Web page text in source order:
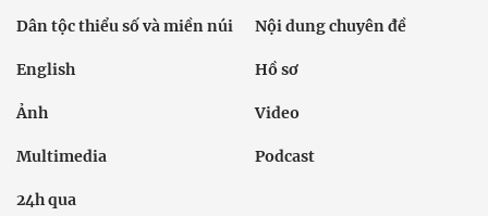
Dân tộc thiểu số và miền núi Nội dung chuyên đề
English Hồ sơ
Ảnh Video
Multimedia Podcast
24h qua